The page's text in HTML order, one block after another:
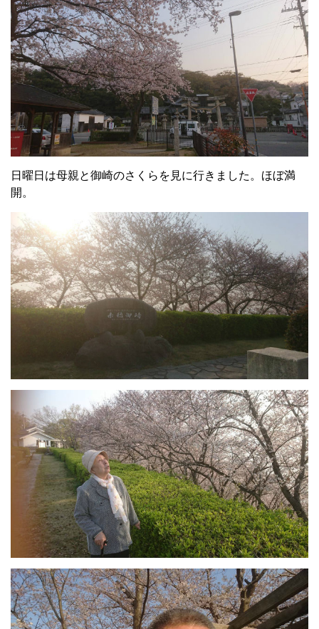
日曜日は母親と御崎のさくらを見に行きました。ほぼ満
開。